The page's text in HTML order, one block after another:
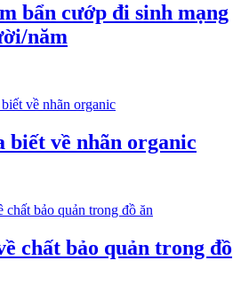
bẩn cướp đi sinh mạng
năm
biết về nhãn organic
chất bảo quản trong đồ